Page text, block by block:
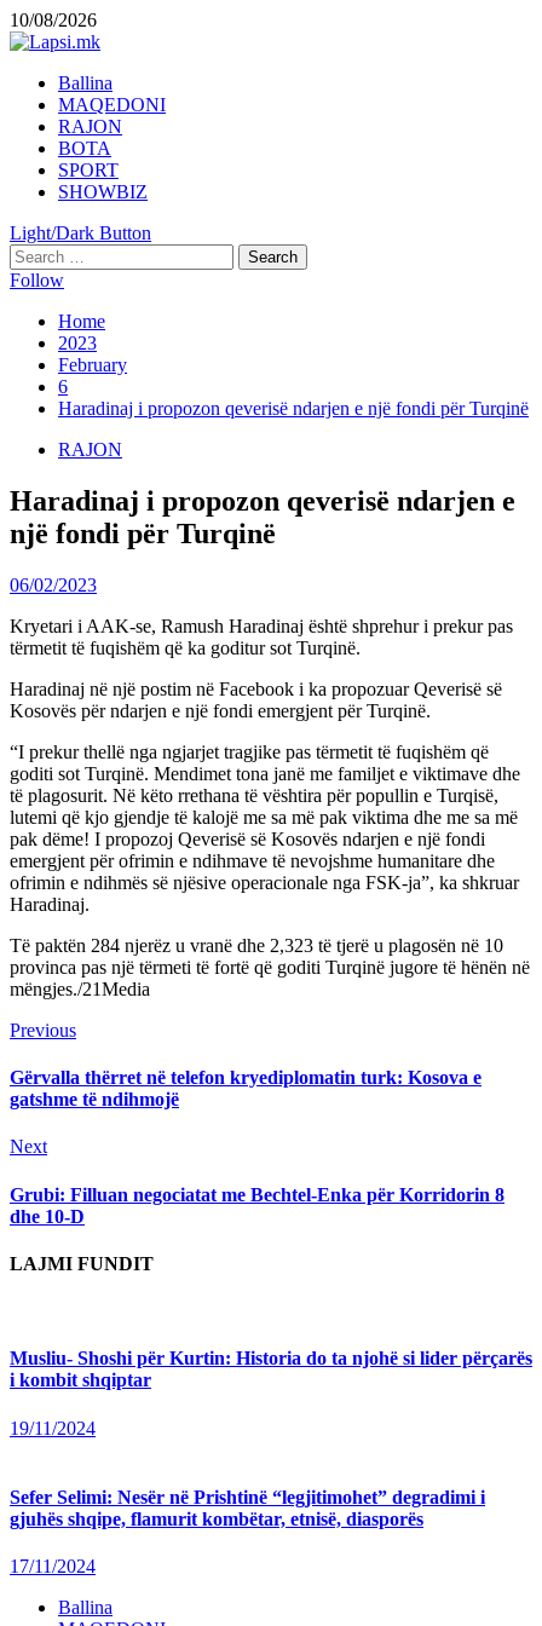
Skip
to
10/08/2026
Primary
Menu
Ballina
MAQEDONI
RAJON
BOTA
SPORT
SHOWBIZ
Light/Dark Button
Search
for:
Follow
Home
2023
February
6
Haradinaj i propozon qeverisë ndarjen e një fondi për Turqinë
RAJON
Haradinaj i propozon qeverisë ndarjen e
një fondi për Turqinë
06/02/2023
Kryetari i AAK-se, Ramush Haradinaj është shprehur i prekur pas
tërmetit të fuqishëm që ka goditur sot Turqinë.
Haradinaj në një postim në Facebook i ka propozuar Qeverisë së
Kosovës për ndarjen e një fondi emergjent për Turqinë.
“I prekur thellë nga ngjarjet tragjike pas tërmetit të fuqishëm që
goditi sot Turqinë. Mendimet tona janë me familjet e viktimave dhe
të plagosurit. Në këto rrethana të vështira për popullin e Turqisë,
lutemi që kjo gjendje të kalojë me sa më pak viktima dhe me sa më
pak dëme! I propozoj Qeverisë së Kosovës ndarjen e një fondi
emergjent për ofrimin e ndihmave të nevojshme humanitare dhe
ofrimin e ndihmës së njësive operacionale nga FSK-ja”, ka shkruar
Haradinaj.
Të paktën 284 njerëz u vranë dhe 2,323 të tjerë u plagosën në 10
provinca pas një tërmeti të fortë që goditi Turqinë jugore të hënën në
mëngjes./21Media
Continue
Reading
PreviousPrevious
Gërvalla thërret në telefon kryediplomatin turk: Kosova e
gatshme të ndihmojë
NextNext
Grubi: Filluan negociatat me Bechtel-Enka për Korridorin 8
dhe 10-D
LAJMI FUNDIT
Musliu- Shoshi për Kurtin: Historia do ta njohë si lider përçarës
i kombit shqiptar
19/11/2024
Sefer Selimi: Nesër në Prishtinë “legjitimohet” degradimi i
gjuhës shqipe, flamurit kombëtar, etnisë, diasporës
17/11/2024
Ballina